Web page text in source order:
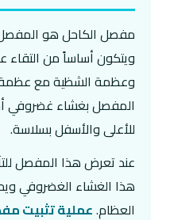
مفصل الكاحل هو المفصل
ويتكون أساساً من
وعظمة الشظية مع عظمة
المفصل بغشاء غضروفي
للأعلى والأسفل بسلاسة.
عند تعرض هذا المفصل
هذا الغشاء الغضروفي
العظام.